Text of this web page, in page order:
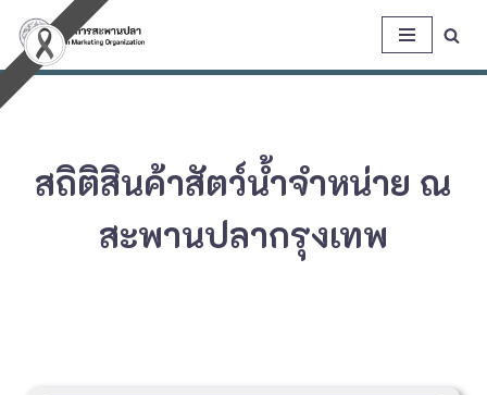
Skip
to
สถิติสินค้าสัตว์น้ำจำหน่าย ณ
สะพานปลากรุงเทพ